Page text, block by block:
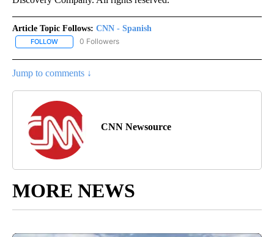
Article Topic Follows: CNN - Spanish
FOLLOW FOLLOW "CNN - SPANISH" TO RECEIVE NOTIFICATIONS ABOUT
0 Followers
Jump to comments ↓
CNN Newsource
MORE NEWS